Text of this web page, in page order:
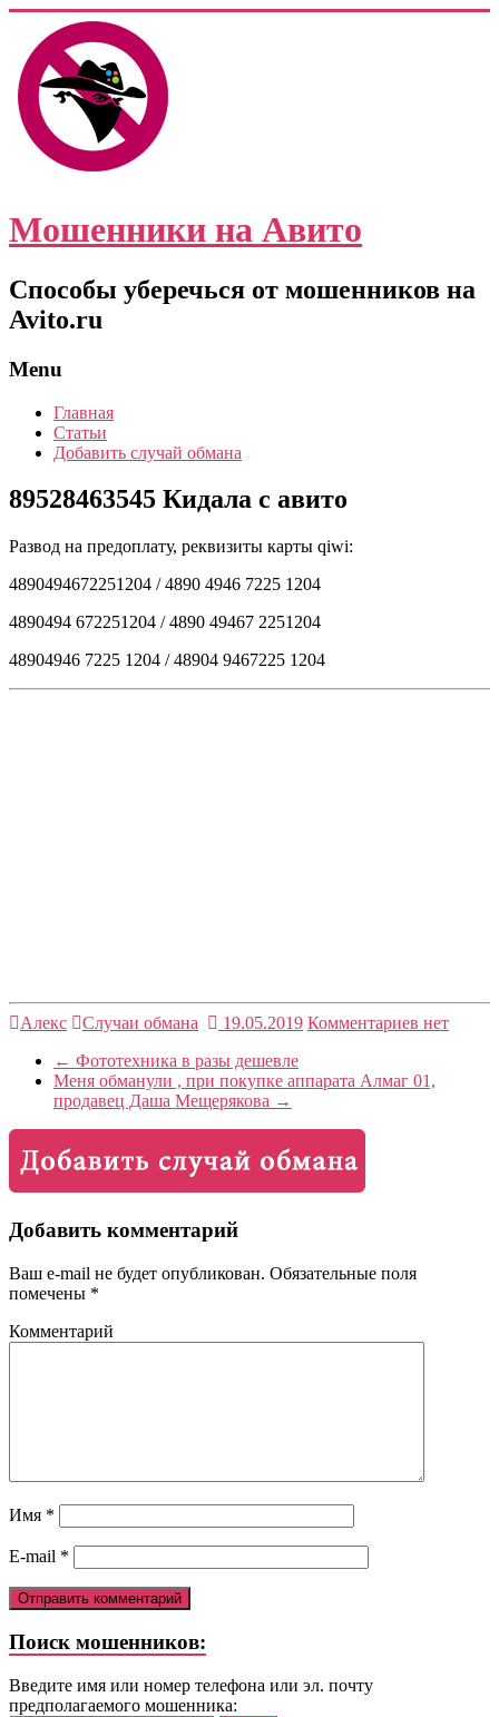
Мошенники на Авито
Способы уберечься от мошенников на
Avito.ru
Menu
Главная
Статьи
Добавить случай обмана
89528463545 Кидала с авито
Развод на предоплату, реквизиты карты qiwi:
4890494672251204 / 4890 4946 7225 1204
4890494 672251204 / 4890 49467 2251204
48904946 7225 1204 / 48904 9467225 1204
Алекс Случаи обмана 19.05.2019 Комментариев нет
← Фототехника в разы дешевле
Меня обманули , при покупке аппарата Алмаг 01,
продавец Даша Мещерякова →
Добавить комментарий
Ваш e-mail не будет опубликован. Обязательные поля
помечены *
Комментарий
Имя *
E-mail *
Поиск мошенников:
Введите имя или номер телефона или эл. почту
предполагаемого мошенника: